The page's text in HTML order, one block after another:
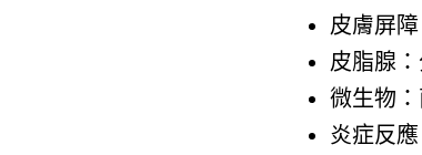
皮膚屏
皮脂腺
微生物
炎症反